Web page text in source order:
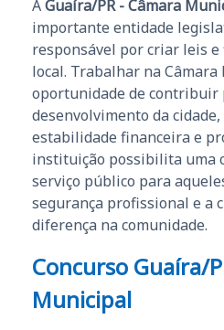
AGuaíra/PR - Câmara
importante entidade
responsável por criar leis
local. Trabalhar na
oportunidade de contribuir
desenvolvimento da
estabilidade financeira e
instituição possibilita uma
serviço público para
segurança profissional e a
diferença na comunidade.
Concurso Guaíra/
Municipal